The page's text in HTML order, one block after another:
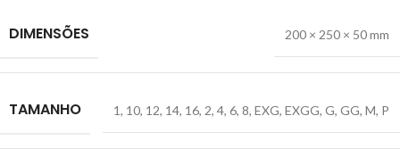
DIMENSÕES 200 × 250 × 50 mm
TAMANHO 1, 10, 12, 14, 16, 2, 4, 6, 8, EXG, EXGG, G, GG, M, P